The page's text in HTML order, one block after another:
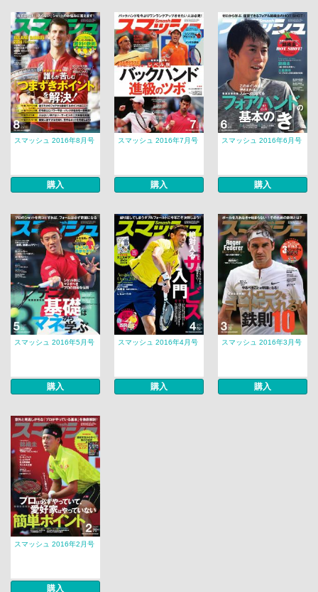
スマッシュ 2016年8月号
購入
スマッシュ 2016年7月号
購入
スマッシュ 2016年6月号
購入
スマッシュ 2016年5月号
購入
スマッシュ 2016年4月号
購入
スマッシュ 2016年3月号
購入
スマッシュ 2016年2月号
購入